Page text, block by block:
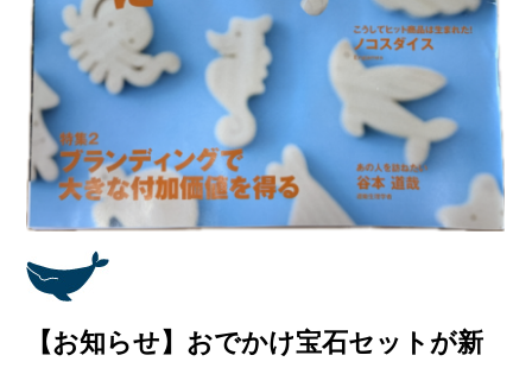
【お知らせ】おでかけ宝石セットが新